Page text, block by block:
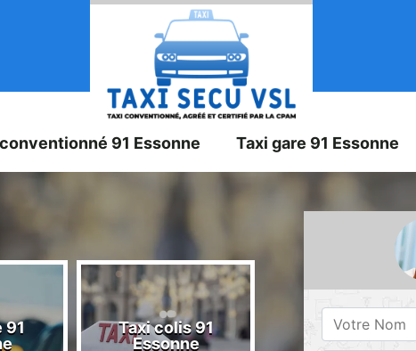
91 Essonne Taxi gare 91 Essonne
91
Taxi colis 91
Essonne
Taxi 91 Essonne